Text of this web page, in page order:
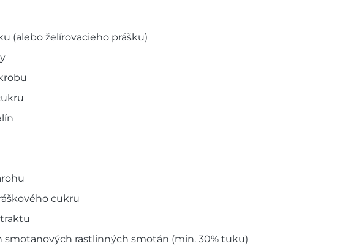
(alebo želírovacieho prášku)
cukru
smotanových rastlinných smotán (min. 30% tuku)